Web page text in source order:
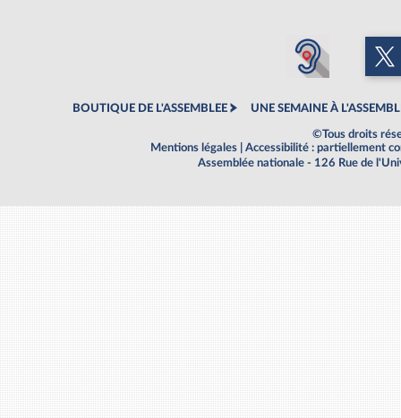
BOUTIQUE DE L'ASSEMBLEE UNE SEMAINE À
©Tous droits
Mentions légales
Accessibilité : partiellement
Assemblée nationale - 126 Rue de